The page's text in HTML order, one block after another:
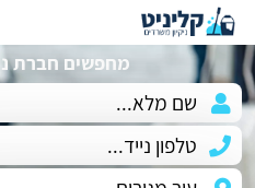
מחפשים חברת